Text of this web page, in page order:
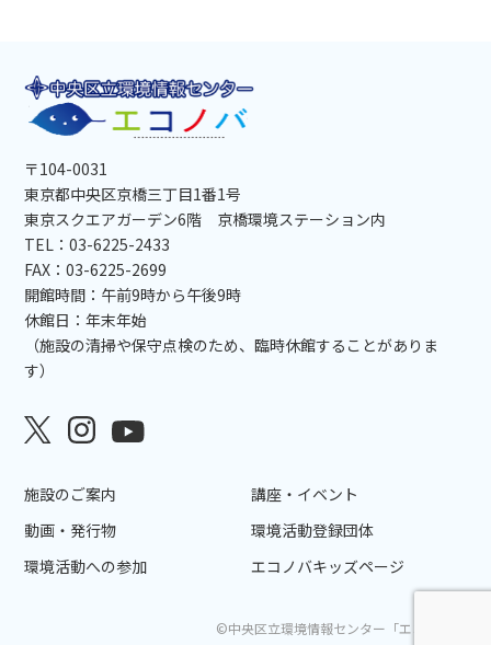
〒104-0031
東京都中央区京橋三丁目1番1号
東京スクエアガーデン6階 京橋環境ステーション内
TEL：03-6225-2433
FAX：03-6225-2699
開館時間：午前9時から午後9時
休館日：年末年始
（施設の清掃や保守点検のため、臨時休館することがありま
す）
施設のご案内
講座・イベント
動画・発行物
環境活動登録団体
環境活動への参加
エコノバキッズページ
©中央区立環境情報センター「エコノバ」.